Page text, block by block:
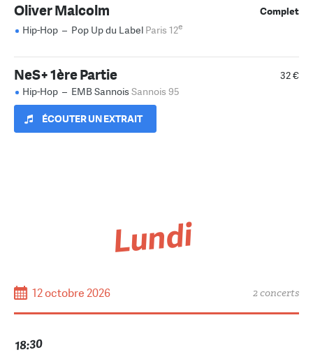
Complet
Oliver Malcolm
Hip-Hop – Pop Up du Label Paris 12e
32 €
NeS+ 1ère Partie
Hip-Hop – EMB SannoisSannois 95
ÉCOUTER UN EXTRAIT
Lundi
12 octobre 2026 2 concerts
18:30